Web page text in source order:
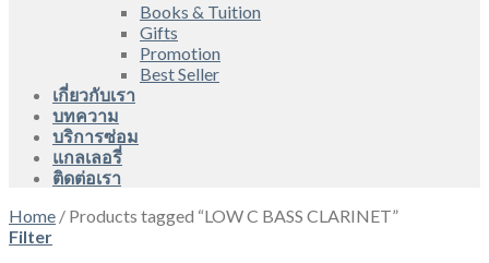
Books & Tuition
Gifts
Promotion
Best Seller
เกี่ยวกับเรา
บทความ
บริการซ่อม
แกลเลอรี่
ติดต่อเรา
Home / Products tagged “LOW C BASS CLARINET”
Filter